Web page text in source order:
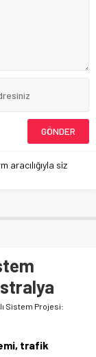
aracılığıyla siz
Sistem Projesi:
trafik